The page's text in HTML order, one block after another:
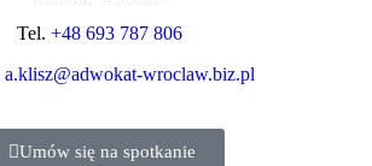
Tel. +48 693 787 806
a.klisz@adwokat-wroclaw.biz.pl
Umów się na spotkanie